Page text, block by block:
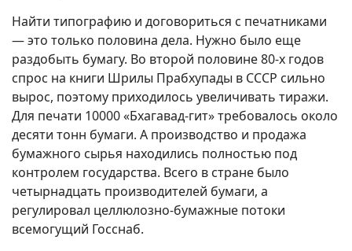
Найти типографию и договориться с печатниками
— это только половина дела. Нужно было еще
раздобыть бумагу. Во второй половине 80-х годов
спрос на книги Шрилы Прабхупады в СССР сильно
вырос, поэтому приходилось увеличивать тиражи.
Для печати 10000 «Бхагавад-гит» требовалось около
десяти тонн бумаги. А производство и продажа
бумажного сырья находились полностью под
контролем государства. Всего в стране было
четырнадцать производителей бумаги, а
регулировал целлюлозно-бумажные потоки
всемогущий Госснаб.